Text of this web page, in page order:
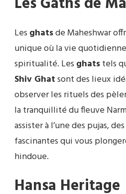
Les ghatsde Maheshwar
unique où la vie
spiritualité. Les ghatstels
Shiv Ghatsont des lieux
observer les rituels des
la tranquillité du fleuve
assister à l’une des pujas,
fascinantes qui vous
hindoue.
Hansa Heritage